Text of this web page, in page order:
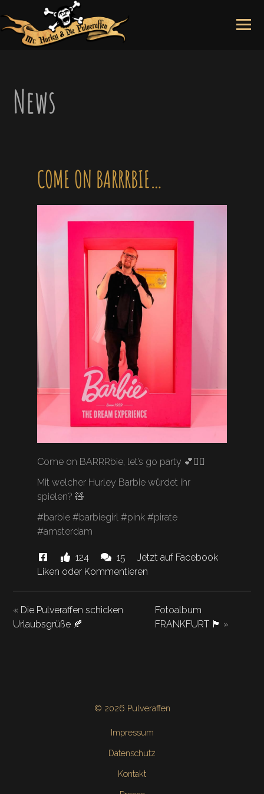
to
content
News
COME ON BARRRBIE…
Come on BARRRbie, let’s go party 💕🏴‍☠️
Mit welcher Hurley Barbie würdet ihr
spielen? 🧸
#barbie #barbiegirl #pink #pirate
#amsterdam
Diese
News
BARRRbie…"hat
124
Likes
und
15 Kommentare.
Jetzt auf Facebook
Liken oder Kommentieren
« Die Pulveraffen schicken
Urlaubsgrüße 🍂
Fotoalbum
FRANKFURT 🏴 »
© 2026 Pulveraffen
Impressum
Datenschutz
Kontakt